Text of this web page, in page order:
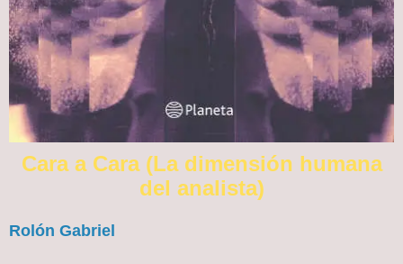
Cara a Cara (La dimensión humana
del analista)
Rolón Gabriel